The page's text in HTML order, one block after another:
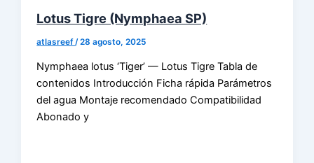
Lotus Tigre (Nymphaea SP)
atlasreef /28 agosto, 2025
Nymphaea lotus ‘Tiger’ — Lotus Tigre Tabla de
contenidos Introducción Ficha rápida Parámetros
del agua Montaje recomendado Compatibilidad
Abonado y